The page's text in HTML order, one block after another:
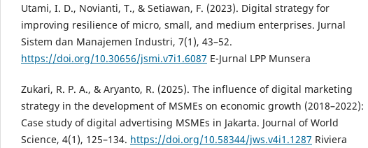
Utami, I. D., Novianti, T., & Setiawan, F. (2023). Digital strategy for
improving resilience of micro, small, and medium enterprises. Jurnal
Sistem dan Manajemen Industri, 7(1), 43–52.
https://doi.org/10.30656/jsmi.v7i1.6087 E-Jurnal LPP Munsera
Zukari, R. P. A., & Aryanto, R. (2025). The influence of digital marketing
strategy in the development of MSMEs on economic growth (2018–2022):
Case study of digital advertising MSMEs in Jakarta. Journal of World
Science, 4(1), 125–134. https://doi.org/10.58344/jws.v4i1.1287 Riviera